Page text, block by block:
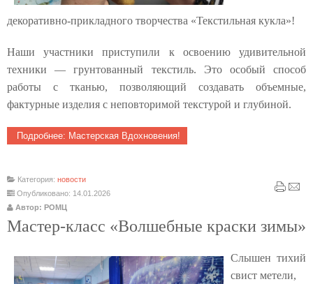
декоративно‑прикладного творчества «Текстильная кукла»!
Наши участники приступили к освоению удивительной
техники — грунтованный текстиль. Это особый способ
работы с тканью, позволяющий создавать объемные,
фактурные изделия с неповторимой текстурой и глубиной.
Подробнее: Мастерская Вдохновения!
Категория: новости
Опубликовано: 14.01.2026
Автор: РОМЦ
Мастер‑класс «Волшебные краски зимы»
Слышен тихий
свист метели,